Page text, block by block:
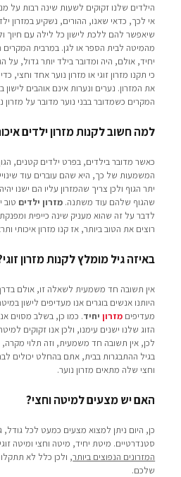
הילדים שלנו זקוקים לשעות שינה רבות על
אי לכך, כדאי שאנו, ההורים, נשקיע במזרון
שיאפשר להם ללכת לישון כל לילה עם חיוך
מהמיטה לבית הספר או לגן. במרבית המקרים
יחיד, אולם, היה ומדובר בילד יותר גדול,
כי תקנו מזרון זוגי או מזרון נוער אחד
את המזרון. נערים ונערות אינם אוהבים לישון
המקרים כשמדובר בבני נוער מדובר על מזרון
למה חשוב לקנות מזרון ילדים
כאשר מדובר בילדים, בפרט ילדים קטנים,
המשמעות של כך, היא שהם עוברים עוד
יתר הגוף ולכן צריך שהמזרון עליו הם ישנו
שהגוף שלהם עוד משתנה. מזרון ילדים טוב
לדבר על זה שהוא מעניק שינה כייפית
רוצים את הטוב ביותר, אז קנו מזרון איכותי
באיזה גיל מומלץ לקנות מזרון
אין תשובה חד משמעית לשאלה זו, אולם
היותנו אנשים בוגרים אנו מעדיפים לישון
מעדיפים מזרון יחיד. כמו כן, בשלב מסוים
הזוג שלנו ישנים עימנו, ולכן אנו זקוקים
לכן, אין תשובה חד משמעית, וזה תלוי מקרה,
בגיל ההתבגרות בבית, אתם בהחלט יכולים
וחצי שלה מתאים מזרון נוער.
האם יש מצעים למיטה וחצי?
כן, היום ניתן למצוא מצעים כמעט לכל גודל,
סטנדרטיים. מיטת יחיד, מיטה וחצי ומיטה
המזרונים הנפוצים ביותר, ולכן כלל לא
שלכם.